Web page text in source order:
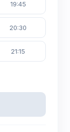
19:45
20:30
21:15